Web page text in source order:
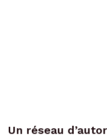
Un réseau